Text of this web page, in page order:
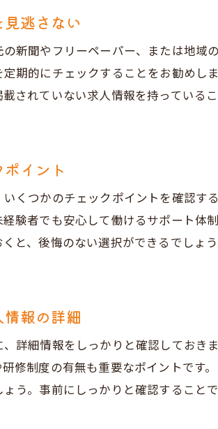
訪問介護の
サポート体制
訪問介護での
須磨区で理想の訪
理想の訪問介
職場選びで失
理想の訪問介
神戸市で訪問介護
逃さない
新聞やフリーペーパー、または地域
期的にチェックすることをお勧めし
されていない求人情報を持っている
イント
くつかのチェックポイントを確認す
験者でも安心して働けるサポート体
と、後悔のない選択ができるでしょ
報の詳細
詳細情報をしっかりと確認してお
修制度の有無も重要なポイントです
う。事前にしっかりと確認すること